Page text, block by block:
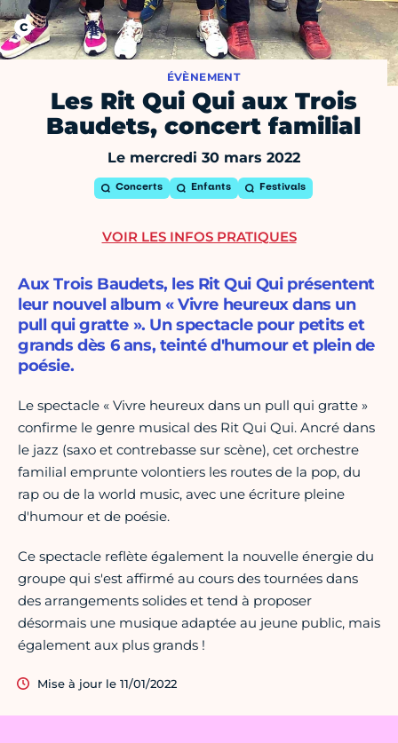
ÉVÈNEMENT
Les Rit Qui Qui aux Trois
Baudets, concert familial
Le mercredi 30 mars 2022
Concerts Enfants Festivals
Aux Trois Baudets, les Rit Qui Qui présentent
leur nouvel album « Vivre heureux dans un
pull qui gratte ». Un spectacle pour petits et
grands dès 6 ans, teinté d'humour et plein de
poésie.
Le spectacle « Vivre heureux dans un pull qui gratte »
confirme le genre musical des Rit Qui Qui. Ancré dans
le jazz (saxo et contrebasse sur scène), cet orchestre
familial emprunte volontiers les routes de la pop, du
rap ou de la world music, avec une écriture pleine
d'humour et de poésie.
Ce spectacle reflète également la nouvelle énergie du
groupe qui s'est affirmé au cours des tournées dans
des arrangements solides et tend à proposer
désormais une musique adaptée au jeune public, mais
également aux plus grands !
Mise à jour le 11/01/2022
VOIR LES INFOS PRATIQUES